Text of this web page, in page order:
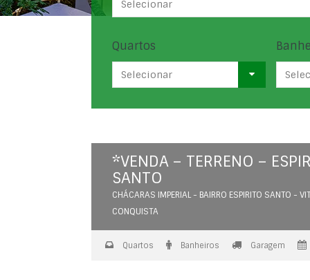
Selecionar
Quartos
Selecionar
*VENDA – TERRENO –
SANTO
CHÁCARAS IMPERIAL - BAIRRO ESPIRITO SANTO -
CONQUISTA
Quartos Banheiros Garagem